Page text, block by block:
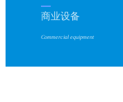
商业设备
Commercial equipment